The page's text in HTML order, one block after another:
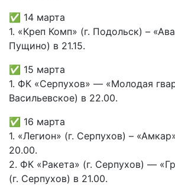
✅ 14 марта
1. «Креп Комп» (г. Подольск) –
Пущино) в 21.15.
✅ 15 марта
1. ФК «Серпухов» — «Молодая
Васильевское) в 22.00.
✅ 16 марта
1. «Легион» (г. Серпухов) –
20.00.
2. ФК «Ракета» (г. Серпухов) —
(г. Серпухов) в 21.00.